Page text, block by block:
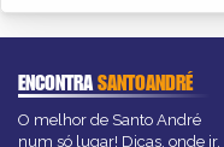
ENCONTRASANTOANDRÉ
O melhor de Santo André
num só lugar! Dicas, onde ir,